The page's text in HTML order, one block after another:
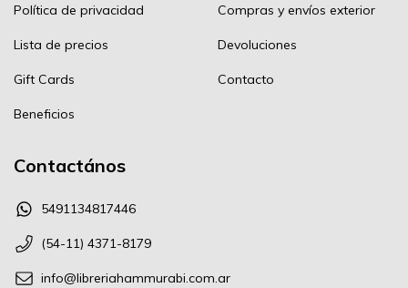
Política de privacidad
Lista de precios
Gift Cards
Beneficios
Compras y envíos exterior
Devoluciones
Contacto
Contactános
5491134817446
(54-11) 4371-8179
info@libreriahammurabi.com.ar